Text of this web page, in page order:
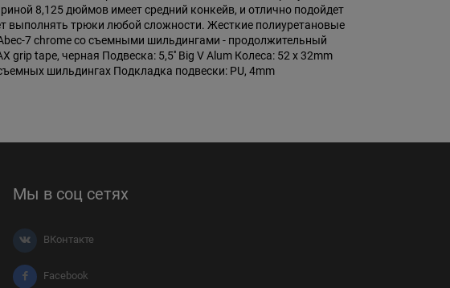
8,125 дюймов имеет средний конкейв, и отлично подойдет
выполнять трюки любой сложности. Жесткие полиуретановые
7 chrome со съемными шильдингами - продолжительный
grip tape, черная Подвеска: 5,5'' Big V Alum Колеса: 52 x 32mm
шильдингах Подкладка подвески: PU, 4mm
Мы в соц сетях
ВКонтакте
Facebook